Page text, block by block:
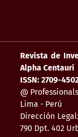
Revista de
Alpha Centauri
ISSN: 2709-
@
Lima - Perú
Dirección
790 Dpt. 402